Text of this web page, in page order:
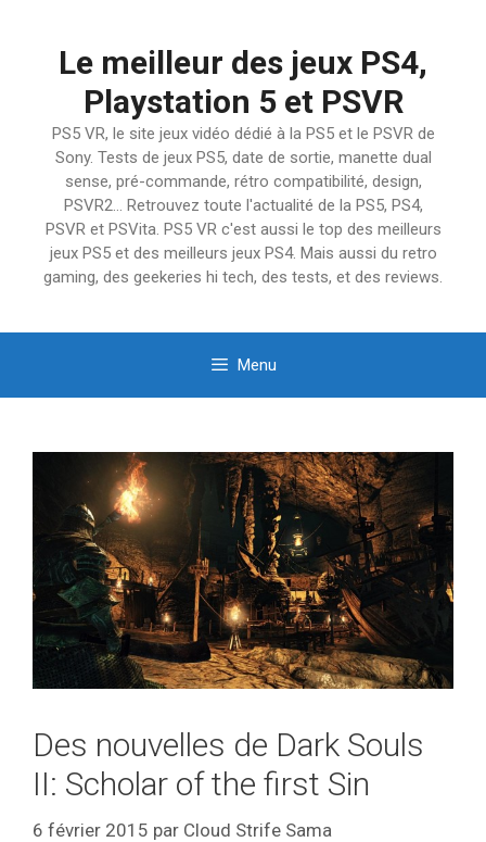
Le meilleur des jeux PS4,
Playstation 5 et PSVR
PS5 VR, le site jeux vidéo dédié à la PS5 et le PSVR de
Sony. Tests de jeux PS5, date de sortie, manette dual
sense, pré-commande, rétro compatibilité, design,
PSVR2… Retrouvez toute l'actualité de la PS5, PS4,
PSVR et PSVita. PS5 VR c'est aussi le top des meilleurs
jeux PS5 et des meilleurs jeux PS4. Mais aussi du retro
gaming, des geekeries hi tech, des tests, et des reviews.
Menu
Des nouvelles de Dark Souls
II: Scholar of the first Sin
6 février 2015 par Cloud Strife Sama